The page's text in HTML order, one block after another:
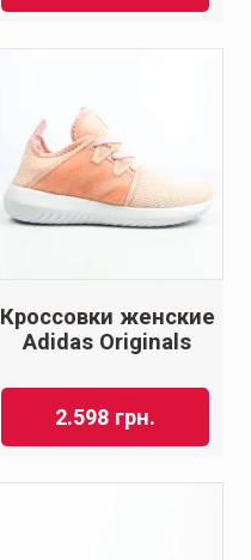
Кроссовки женские
Adidas Originals
2.598 грн.